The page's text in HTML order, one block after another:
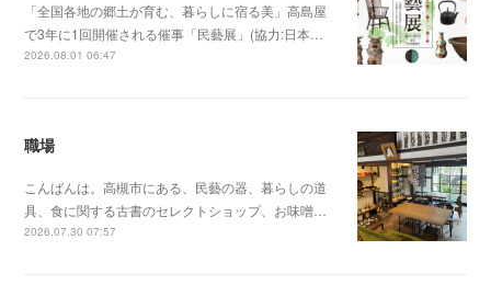
「全国各地の郷土が育む、暮らしに宿る美」高島屋
で3年に1回開催される催事「民藝展」(協力:日本…
2026.08.01 06:47
職場
こんばんは。高槻市にある、民藝の器、暮らしの道
具、食に関する古書のセレクトショップ、お味噌…
2026.07.30 07:57